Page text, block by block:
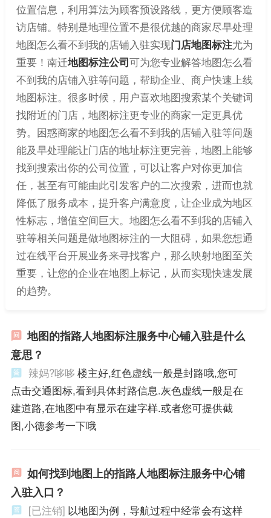
位置信息，利用算法为顾客预设路线，更方便顾客造
访店铺。特别是地理位置不是很优越的商家尽早处理
地图怎么看不到我的店铺入驻实现门店地图标注尤为
重要！南迁地图标注公司可为您专业解答地图怎么看
不到我的店铺入驻等问题，帮助企业、商户快速上线
地图标注。很多时候，用户喜欢地图搜索某个关键词
找附近的门店，地图标注更专业的商家一定更具优
势。困惑商家的地图怎么看不到我的店铺入驻等问题
能及早处理能让门店的地址标注更完善，地图上能够
找到搜索出你的公司位置，可以让客户对你更加信
任，甚至有可能由此引发客户的二次搜索，进而也就
降低了服务成本，提升客户满意度，让企业成为地区
性标志，增值空间巨大。地图怎么看不到我的店铺入
驻等相关问题是做地图标注的一大阻碍，如果您想通
过在线平台开展业务来寻找客户，那么映射地图至关
重要，让您的企业在地图上标记，从而实现快速发展
的趋势。
地图的指路人地图标注服务中心铺入驻是什么
意思？
辣妈?哆哆 楼主好,红色虚线一般是封路哦,您可
点击交通图标,看到具体封路信息.灰色虚线一般是在
建道路,在地图中有显示在建字样.或者您可提供截
图,小德参考一下哦
如何找到地图上的指路人地图标注服务中心铺
入驻入口？
[已注销] 以地图为例，导航过程中经常会有这样